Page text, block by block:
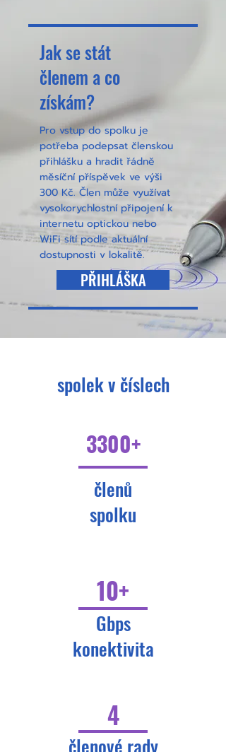
Jak se stát
členem a co
získám?
Pro vstup do spolku je
potřeba podepsat členskou
přihlášku a hradit řádně
měsíční příspěvek ve výši
300 Kč. Člen může využívat
vysokorychlostní připojení k
internetu optickou nebo
WiFi sítí podle aktuální
dostupnosti v lokalitě.
PŘIHLÁŠKA
spolek v číslech
3300+
členů
spolku
10+
Gbps
konektivita
členové rady
4